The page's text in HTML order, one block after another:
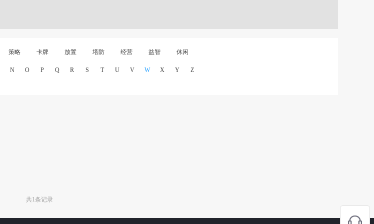
策略 卡牌 放置 塔防 经营 益智 休闲
N O P Q R S T U V W X Y Z
共1条记录